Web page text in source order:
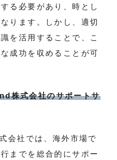
る必要があり、時とし
ります。しかし、適切
を活用することで、こ
成功を収めることが可
株式会社のサポートサ
社では、海外市場で
までを総合的にサポー